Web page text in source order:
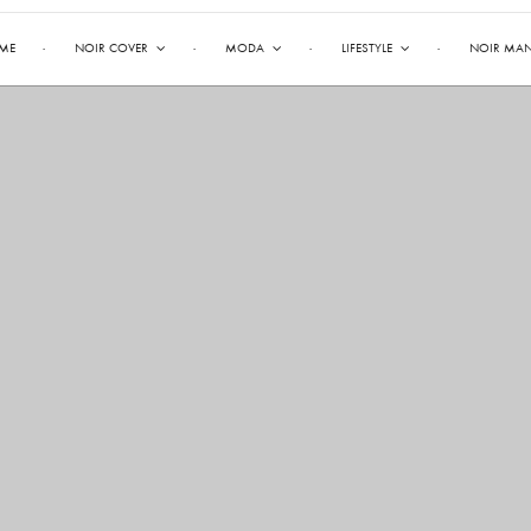
NOIR COVER MODA LIFESTYLE NOIR